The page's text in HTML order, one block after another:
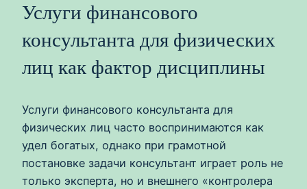
Услуги финансового
консультанта для физических
лиц как фактор дисциплины
Услуги финансового консультанта для
физических лиц часто воспринимаются как
удел богатых, однако при грамотной
постановке задачи консультант играет роль не
только эксперта, но и внешнего «контролера